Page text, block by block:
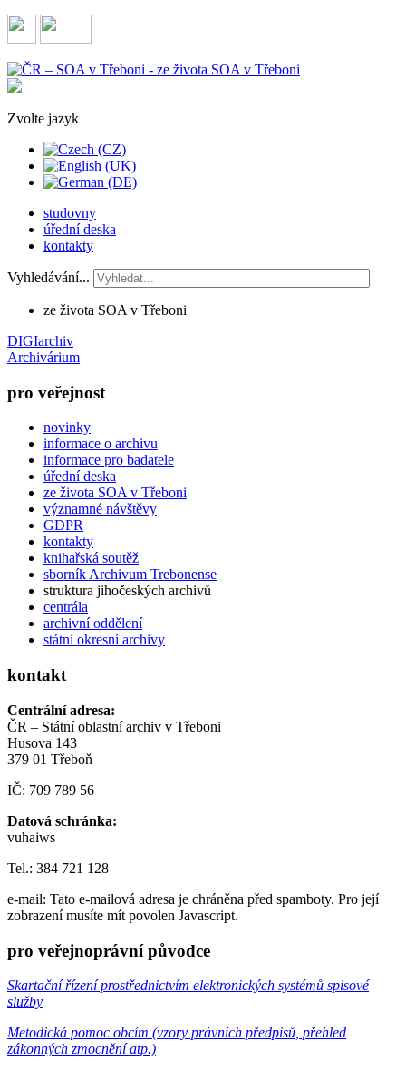
Zvolte jazyk
studovny
úřední deska
kontakty
Vyhledávání...
ze života SOA v Třeboni
DIGIarchiv
Archivárium
pro veřejnost
novinky
informace o archivu
informace pro badatele
úřední deska
ze života SOA v Třeboni
významné návštěvy
GDPR
kontakty
knihařská soutěž
sborník Archivum Trebonense
struktura jihočeských archivů
centrála
archivní oddělení
státní okresní archivy
kontakt
Centrální adresa:
ČR – Státní oblastní archiv v Třeboni
Husova 143
379 01 Třeboň
IČ: 709 789 56
Datová schránka:
vuhaiws
Tel.: 384 721 128
e-mail: Tato e-mailová adresa je chráněna před spamboty. Pro její
zobrazení musíte mít povolen Javascript.
pro veřejnoprávní původce
Skartační řízení prostřednictvím elektronických systémů spisové
služby
Metodická pomoc obcím (vzory právních předpisů, přehled
zákonných zmocnění atp.)